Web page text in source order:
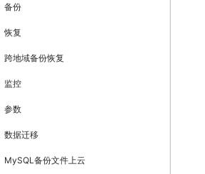
备份
恢复
跨地域备份恢复
监控
参数
数据迁移
MySQL备份文件上云